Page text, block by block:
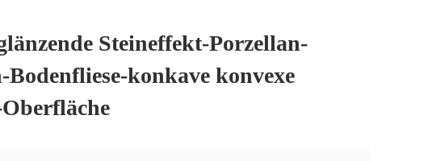
Steineffekt-Porzellan-
Bodenfliese-konkave konvexe